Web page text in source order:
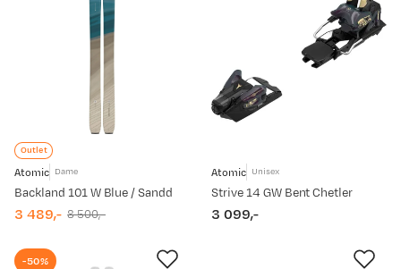
Outlet
Atomic Dame
Backland 101 W Blue / Sandd
discounted
price
3 489,-
original
price
8 500,-
Atomic Unisex
Strive 14 GW Bent Chetler
price
3 099,-
-50%